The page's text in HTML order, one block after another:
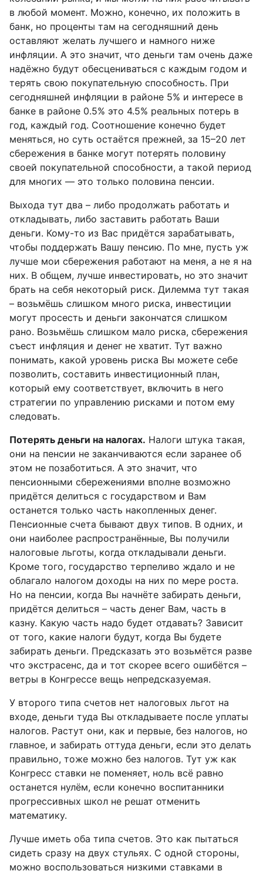
в любой момент. Можно, конечно, их положить в
банк, но проценты там на сегодняшний день
оставляют желать лучшего и намного ниже
инфляции. А это значит, что деньги там очень даже
надёжно будут обесцениваться с каждым годом и
терять свою покупательную способность. При
сегодняшней инфляции в районе 5% и интересе в
банке в районе 0.5% это 4.5% реальных потерь в
год, каждый год. Соотношение конечно будет
меняться, но суть остаётся прежней, за 15–20 лет
сбережения в банке могут потерять половину
своей покупательной способности, а такой период
для многих — это только половина пенсии.
Выхода тут два – либо продолжать работать и
откладывать, либо заставить работать Ваши
деньги. Кому-то из Вас придётся зарабатывать,
чтобы поддержать Вашу пенсию. По мне, пусть уж
лучше мои сбережения работают на меня, а не я на
них. В общем, лучше инвестировать, но это значит
брать на себя некоторый риск. Дилемма тут такая
– возьмёшь слишком много риска, инвестиции
могут просесть и деньги закончатся слишком
рано. Возьмёшь слишком мало риска, сбережения
съест инфляция и денег не хватит. Тут важно
понимать, какой уровень риска Вы можете себе
позволить, составить инвестиционный план,
который ему соответствует, включить в него
стратегии по управлению рисками и потом ему
следовать.
Потерять деньги на налогах. Налоги штука такая,
они на пенсии не заканчиваются если заранее об
этом не позаботиться. А это значит, что
пенсионными сбережениями вполне возможно
придётся делиться с государством и Вам
останется только часть накопленных денег.
Пенсионные счета бывают двух типов. В одних, и
они наиболее распространённые, Вы получили
налоговые льготы, когда откладывали деньги.
Кроме того, государство терпеливо ждало и не
облагало налогом доходы на них по мере роста.
Но на пенсии, когда Вы начнёте забирать деньги,
придётся делиться – часть денег Вам, часть в
казну. Какую часть надо будет отдавать? Зависит
от того, какие налоги будут, когда Вы будете
забирать деньги. Предсказать это возьмётся разве
что экстрасенс, да и тот скорее всего ошибётся –
ветры в Конгрессе вещь непредсказуемая.
У второго типа счетов нет налоговых льгот на
входе, деньги туда Вы откладываете после уплаты
налогов. Растут они, как и первые, без налогов, но
главное, и забирать оттуда деньги, если это делать
правильно, тоже можно без налогов. Тут уж как
Конгресс ставки не поменяет, ноль всё равно
останется нулём, если конечно воспитанники
прогрессивных школ не решат отменить
математику.
Лучше иметь оба типа счетов. Это как пытаться
сидеть сразу на двух стульях. С одной стороны,
можно воспользоваться низкими ставками в